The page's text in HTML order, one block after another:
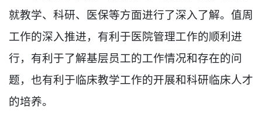
就教学、科研、医保等方面进行了深入了解。值周
工作的深入推进，有利于医院管理工作的顺利进
行，有利于了解基层员工的工作情况和存在的问
题，也有利于临床教学工作的开展和科研临床人才
的培养。